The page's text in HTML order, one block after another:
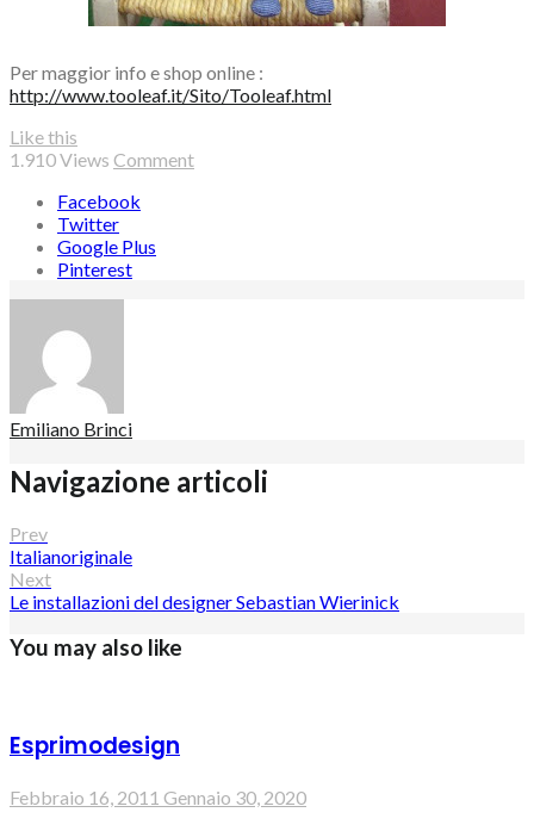
Per maggior info e shop online :
http://www.tooleaf.it/Sito/Tooleaf.html
Like this
1.910Views Comment
Facebook
Twitter
Google Plus
Pinterest
Emiliano Brinci
Navigazione articoli
Prev
Italianoriginale
Next
Le installazioni del designer Sebastian Wierinick
You may also like
Esprimodesign
Febbraio 16, 2011 Gennaio 30, 2020